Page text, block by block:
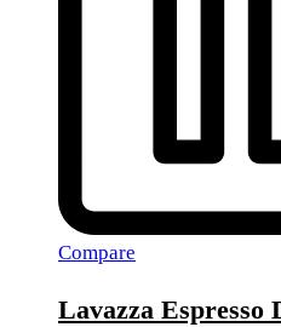
Compare
Lavazza